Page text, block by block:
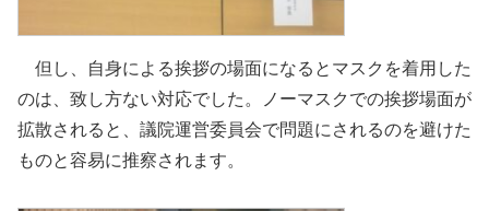
但し、自身による挨拶の場面になるとマスクを着用した
のは、致し方ない対応でした。ノーマスクでの挨拶場面が
拡散されると、議院運営委員会で問題にされるのを避けた
ものと容易に推察されます。